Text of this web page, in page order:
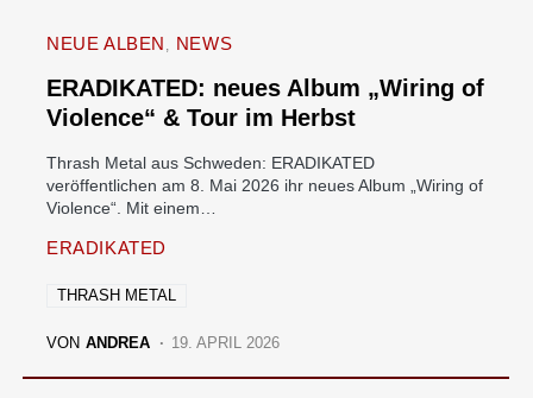
NEUE ALBEN NEWS
ERADIKATED: neues Album „Wiring of
Violence“ & Tour im Herbst
Thrash Metal aus Schweden: ERADIKATED
veröffentlichen am 8. Mai 2026 ihr neues Album „Wiring of
Violence“. Mit einem…
ERADIKATED
THRASH METAL
VON ANDREA 19. APRIL 2026